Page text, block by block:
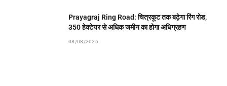
Prayagraj Ring Road: चित्रकूट तक बढ़ेगा रिंग रोड,
350 हेक्टेयर से अधिक जमीन का होगा अधिग्रहण
08/08/2026